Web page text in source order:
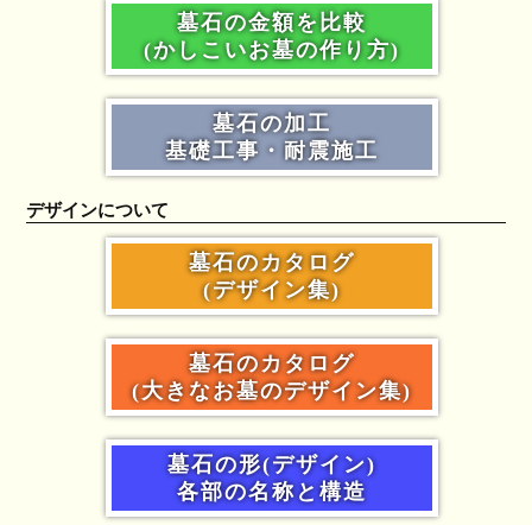
墓石の金額を比較
(かしこいお墓の作り方)
墓石の加工
基礎工事・耐震施工
デザインについて
墓石のカタログ
(デザイン集)
墓石のカタログ
(大きなお墓のデザイン集)
墓石の形(デザイン)
各部の名称と構造